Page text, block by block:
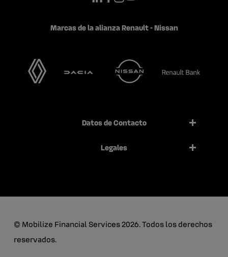
Marcas de la alianza Renault - Nissan
Datos de Contacto
Legales
© Mobilize Financial Services 2026. Todos los derechos
reservados.